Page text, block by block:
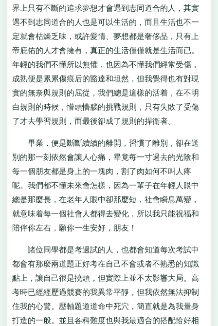
界上只有不斷的追求夢想才會遇到志同道合的人，其實
遇不到志同道合的人也是可以生活的，而且生活也不一
定就會枯燥乏味，或許愛情、夢想都是奢侈品，只有上
帝庇佑的人才會擁有，真正的生活僅僅就是生活而已。
年輕的我們不懂所以無懼，也因為不懂我們經常受傷，
成熟便是累累傷痕后的豁達和坦然，但我覺得也有對現
實的無奈與規則的屈從，我們總是這樣的活着，在不明
白規則的時候，懵頭懵腦的挑戰規則，只有失敗了受傷
了才去學習規則，而最後卻成了規則的捍衛者。
畢業，便是斷斷續續的離開，習慣了離別，卻在送
別的那一刻依然會讓人心痛，畢竟每一寸過去的光陰和
每一個朋友都是身上的一塊肉，割了肉如何不叫人疼
呢。我們都不懂未來會怎樣，因為一輩子在年輕人眼中
總是那麼長，在老年人眼中卻那麼短，社會瞬息萬變，
就意味着每一個社會人都得去變化，所以我只能祝福和
陪伴你左右，願你一生安好，朋友！
諸位同學都是考過試的人，也都會知道每次考試中
都會有那麼兩道題正好考在自己不會或者不熟悉的知識
點上，讓自己很是撓頭，但實際上並不太影響大局。高
考時已經經歷過競賽的我異常平靜，但我依然無法抑制
住我的心驚。壓軸題道道命中死穴，簡直就是為我量身
打造的一般。並且各科難度也與我最適合的搭配恰好相